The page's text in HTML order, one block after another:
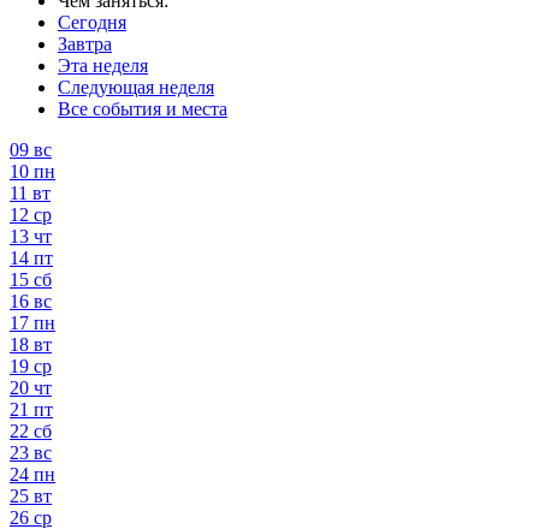
Сегодня
Завтра
Эта неделя
Следующая неделя
Все события и места
09 вс
10 пн
11 вт
12 ср
13 чт
14 пт
15 сб
16 вс
17 пн
18 вт
19 ср
20 чт
21 пт
22 сб
23 вс
24 пн
25 вт
26 ср